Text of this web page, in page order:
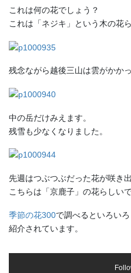
これは何の花でしょう？
これは「ネジキ」という木の花
残念ながら越後三山は雲がかか
中の岳だけみえます。
残雪も少なくなりました。
先週はつぶつぶだった花が咲き出
こちらは「京鹿子」の花らしいで
季節の花300で調べるといろいろ
紹介されています。